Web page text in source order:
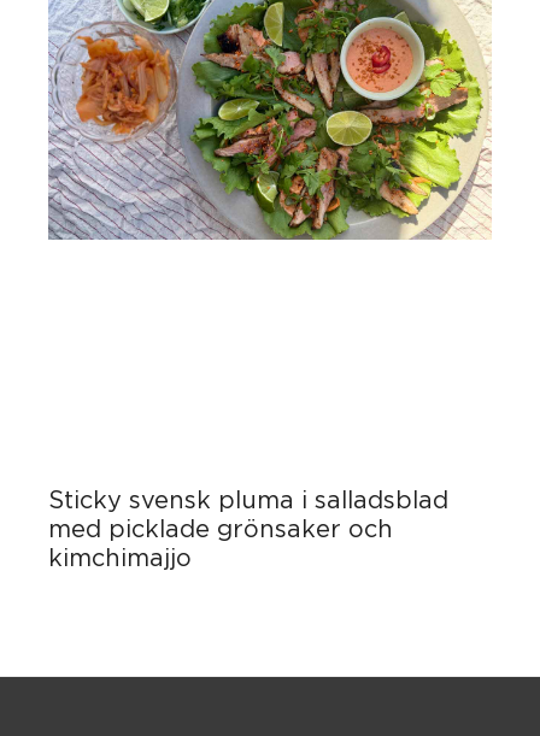
Sticky svensk pluma i salladsblad
med picklade grönsaker och
kimchimajjo